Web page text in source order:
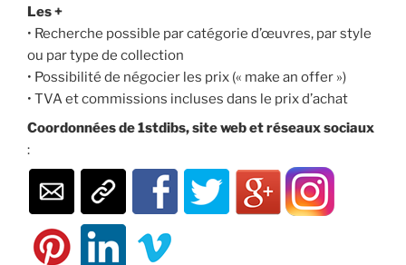
Les +
• Recherche possible par catégorie d’œuvres, par style
ou par type de collection
• Possibilité de négocier les prix (« make an offer »)
• TVA et commissions incluses dans le prix d’achat
Coordonnées de 1stdibs, site web et réseaux sociaux
: